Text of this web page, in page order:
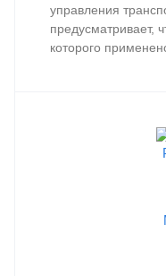
управления
предусматривает,
которого